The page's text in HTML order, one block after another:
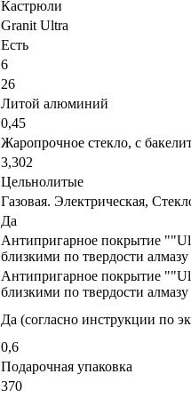
Кастрюли
Granit Ultra
Есть
6
26
Литой алюминий
0,45
Жаропрочное стекло, с
3,302
Цельнолитые
Газовая. Электрическая,
Да
Антипригарное покрытие
близкими по твердости алмазу
Антипригарное покрытие
близкими по твердости алмазу
Да (согласно инструкции по
0,6
Подарочная упаковка
370